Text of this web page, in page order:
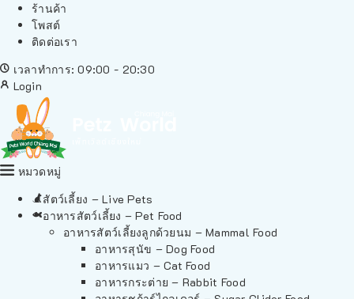
ร้านค้า
โพสต์
ติดต่อเรา
เวลาทำการ: 09:00 - 20:30
Login
หมวดหมู่
สัตว์เลี้ยง – Live Pets
อาหารสัตว์เลี้ยง – Pet Food
อาหารสัตว์เลี้ยงลูกด้วยนม – Mammal Food
อาหารสุนัข – Dog Food
อาหารแมว – Cat Food
อาหารกระต่าย – Rabbit Food